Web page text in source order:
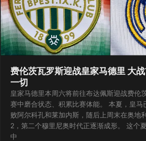
费伦茨瓦罗斯迎战皇家马德里 大
一切
皇家马德里本周六将前往布达佩斯迎战费伦
赛中磨合状态、积累比赛体能。 本夏，皇马
败阿尔科孔和莱加内斯，随后上周末在奥地
2，第二个穆里尼奥时代正逐渐成形。 这个
中